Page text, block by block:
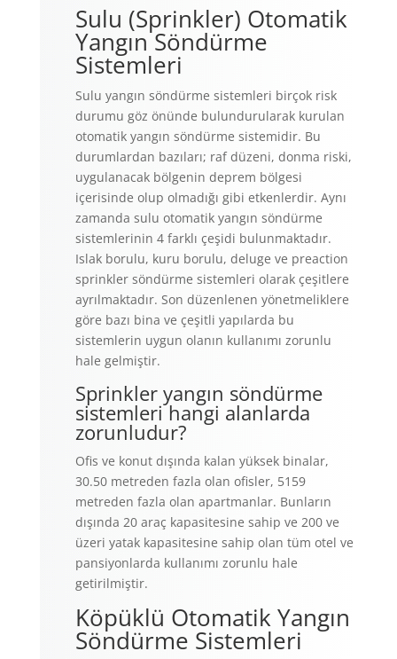
Sulu (Sprinkler) Otomatik
Yangın Söndürme
Sistemleri
Sulu yangın söndürme sistemleri birçok risk
durumu göz önünde bulundurularak kurulan
otomatik yangın söndürme sistemidir. Bu
durumlardan bazıları; raf düzeni, donma riski,
uygulanacak bölgenin deprem bölgesi
içerisinde olup olmadığı gibi etkenlerdir. Aynı
zamanda sulu otomatik yangın söndürme
sistemlerinin 4 farklı çeşidi bulunmaktadır.
Islak borulu, kuru borulu, deluge ve preaction
sprinkler söndürme sistemleri olarak çeşitlere
ayrılmaktadır. Son düzenlenen yönetmeliklere
göre bazı bina ve çeşitli yapılarda bu
sistemlerin uygun olanın kullanımı zorunlu
hale gelmiştir.
Sprinkler yangın söndürme
sistemleri hangi alanlarda
zorunludur?
Ofis ve konut dışında kalan yüksek binalar,
30.50 metreden fazla olan ofisler, 5159
metreden fazla olan apartmanlar. Bunların
dışında 20 araç kapasitesine sahip ve 200 ve
üzeri yatak kapasitesine sahip olan tüm otel ve
pansiyonlarda kullanımı zorunlu hale
getirilmiştir.
Köpüklü Otomatik Yangın
Söndürme Sistemleri